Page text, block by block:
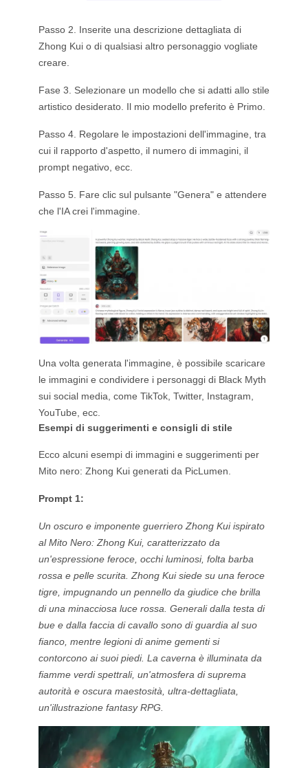
Passo 2. Inserite una descrizione dettagliata di
Zhong Kui o di qualsiasi altro personaggio vogliate
creare.
Fase 3. Selezionare un modello che si adatti allo stile
artistico desiderato. Il mio modello preferito è Primo.
Passo 4. Regolare le impostazioni dell'immagine, tra
cui il rapporto d'aspetto, il numero di immagini, il
prompt negativo, ecc.
Passo 5. Fare clic sul pulsante "Genera" e attendere
che l'IA crei l'immagine.
Una volta generata l'immagine, è possibile scaricare
le immagini e condividere i personaggi di Black Myth
sui social media, come TikTok, Twitter, Instagram,
YouTube, ecc.
Esempi di suggerimenti e consigli di stile
Ecco alcuni esempi di immagini e suggerimenti per
Mito nero: Zhong Kui generati da PicLumen.
Prompt 1:
Un oscuro e imponente guerriero Zhong Kui ispirato
al Mito Nero: Zhong Kui, caratterizzato da
un'espressione feroce, occhi luminosi, folta barba
rossa e pelle scurita. Zhong Kui siede su una feroce
tigre, impugnando un pennello da giudice che brilla
di una minacciosa luce rossa. Generali dalla testa di
bue e dalla faccia di cavallo sono di guardia al suo
fianco, mentre legioni di anime gementi si
contorcono ai suoi piedi. La caverna è illuminata da
fiamme verdi spettrali, un'atmosfera di suprema
autorità e oscura maestosità, ultra-dettagliata,
un'illustrazione fantasy RPG.